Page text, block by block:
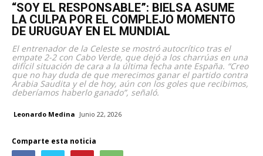
“SOY EL RESPONSABLE”: BIELSA ASUME
LA CULPA POR EL COMPLEJO MOMENTO
DE URUGUAY EN EL MUNDIAL
El entrenador de la Celeste se mostró autocrítico tras el
empate 2-2 con Cabo Verde, que dejó a los charrúas en una
difícil situación de cara a la última fecha ante España. “Creo
que no hay duda de que merecimos ganar el partido contra
Arabia Saudita y el de hoy, aún con los goles que recibimos,
deberíamos haberlo ganado”, señaló.
Leonardo Medina Junio 22, 2026
Comparte esta noticia